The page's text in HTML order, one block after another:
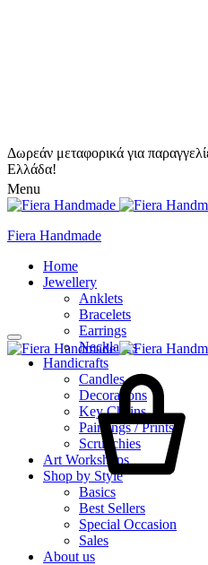
Δωρεάν μεταφορικά για
Ελλάδα!
Menu
Fiera Handmade
Home
Jewellery
Anklets
Bracelets
Earrings
Necklaces
Handicrafts
Candles
Decorations
Key Chains
Paintings / Prints
Scrunchies
Art Workshops
Shop by Style
Basics
Best Sellers
Special Occasion
Sales
About us